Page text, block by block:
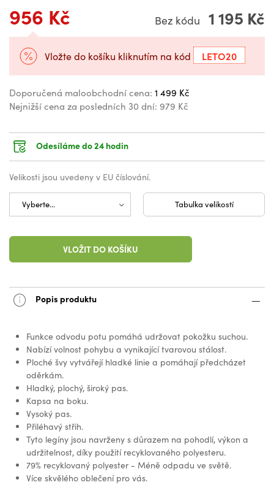
956 Kč Bez kódu 1 195 Kč
Vložte do košíku kliknutím na kód LETO20
Doporučená maloobchodní cena: 1 499 Kč
Nejnižší cena za posledních 30 dní: 979 Kč
Odesíláme do 24 hodin
Velikosti jsou uvedeny v EU číslování.
Tabulka velikostí
VLOŽIT DO KOŠÍKU
Popis produktu
Funkce odvodu potu pomáhá udržovat pokožku suchou.
Nabízí volnost pohybu a vynikající tvarovou stálost.
Ploché švy vytvářejí hladké linie a pomáhají předcházet
oděrkám.
Hladký, plochý, široký pas.
Kapsa na boku.
Vysoký pas.
Přiléhavý střih.
Tyto legíny jsou navrženy s důrazem na pohodlí, výkon a
udržitelnost, díky použití recyklovaného polyesteru.
79% recyklovaný polyester - Méně odpadu ve světě.
Více skvělého oblečení pro vás.